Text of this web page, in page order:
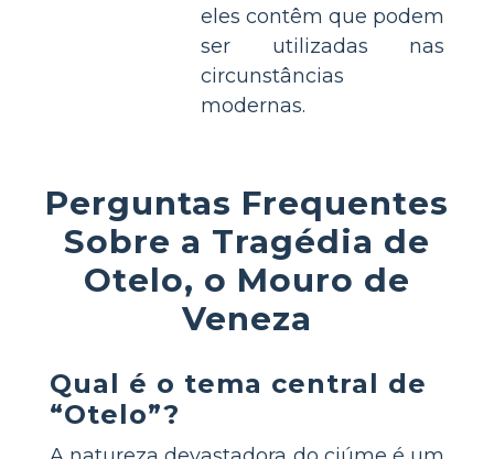
eles contêm que podem
ser utilizadas nas
circunstâncias
modernas.
Perguntas Frequentes
Sobre a Tragédia de
Otelo, o Mouro de
Veneza
Qual é o tema central de
“Otelo”?